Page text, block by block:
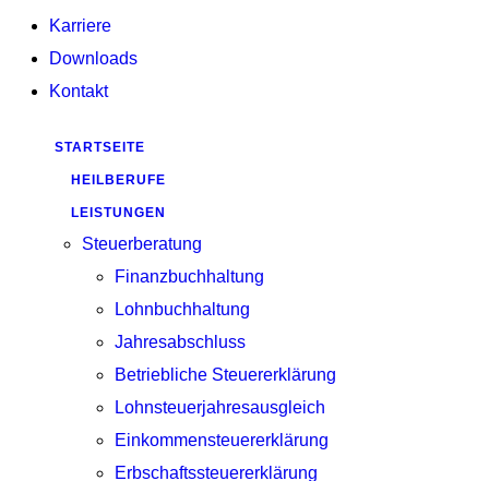
Karriere
Downloads
Kontakt
STARTSEITE
HEILBERUFE
LEISTUNGEN
Steuerberatung
Finanzbuchhaltung
Lohnbuchhaltung
Jahresabschluss
Betriebliche Steuererklärung
Lohnsteuerjahresausgleich
Einkommensteuererklärung
Erbschaftssteuererklärung